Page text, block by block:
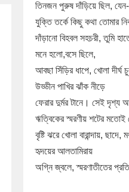
তিনজন পুরুষ দাঁড়িয়ে ছিল,
যুক্তি তর্কে কিছু কথা তোমার
দাঁড়ানো বিহবল সহচরী, তুমি
মনে হলো,বসে ছিলে,
আবছা সিঁড়ির ধাপে, খোলা দীর্ঘ
উড্ডীন পাখির ঝাঁক নীড়ে
ফেরার দুর্মর টানে। সেই দৃশ্য
ঋত্বিকের স্মরণীয় শটের
বৃষ্টি ঝরে খোলা বারান্দায়, ছাদে,
হৃদয়ের আলতামিরায়
অগ্নি জ্বলে, স্মরণাতীতের